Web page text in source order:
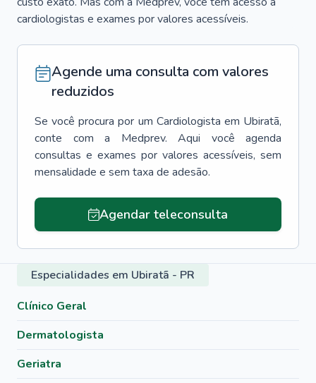
cardiologistas e exames por valores acessíveis.
Agende uma consulta com valores
reduzidos
Se você procura por um Cardiologista em Ubiratã,
conte com a Medprev. Aqui você agenda
consultas e exames por valores acessíveis, sem
mensalidade e sem taxa de adesão.
Agendar teleconsulta
Especialidades em Ubiratã - PR
Clínico Geral
Dermatologista
Geriatra